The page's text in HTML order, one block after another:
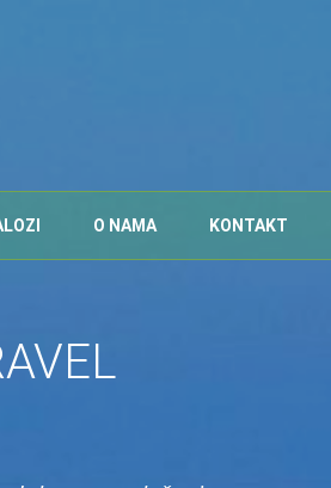
O NAMA KONTAKT